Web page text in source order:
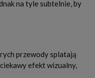
na tyle subtelnie, by
przewody splatają
efekt wizualny,